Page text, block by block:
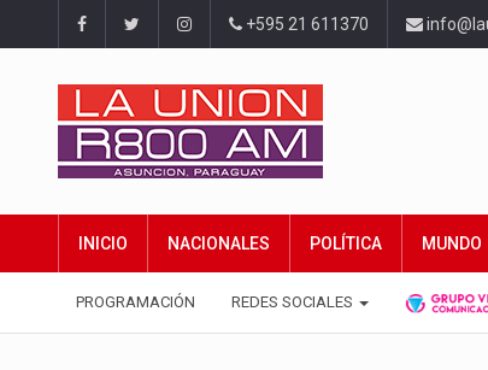
+595 21 611370
INICIO NACIONALES POLÍTICA MUNDO
PROGRAMACIÓN REDES SOCIALES